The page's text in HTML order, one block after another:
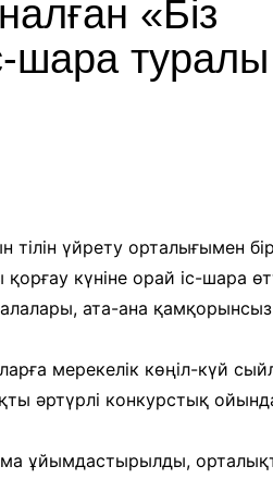
English
«Біз
шара туралы
үйрету орталығымен
күніне орай іс-шара
ата-ана
мерекелік көңіл-күй
әртүрлі конкурстық
ұйымдастырылды,